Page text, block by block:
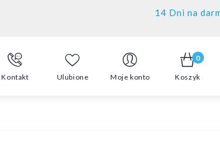
14 Dni na
Kontakt Ulubione Moje konto
0
Koszyk